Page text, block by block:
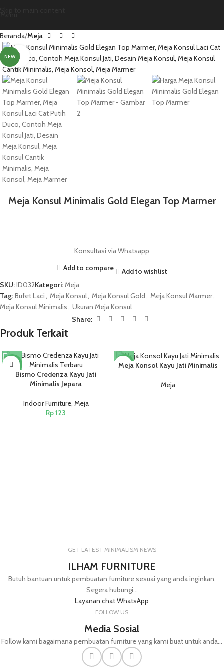
Beranda Meja
NEW Click to enlarge
Meja Konsul Minimalis Gold Elegan Top Marmer
Konsultasi via Whatsapp
Add to compare
Add to wishlist
SKU:ID032Kategori:Meja
Tag:Bufet Laci, Meja Konsul, Meja Konsul Gold, Meja Konsul Marmer,
Meja Konsul Minimalis, Ukuran Meja Konsul
Share:
Produk Terkait
NEW
Bismo Credenza Kayu Jati
Minimalis Jepara
Indoor Furniture, Meja
Rp123
NEW
Meja Konsol Kayu Jati Minimalis
Meja
GET LATEST MINIMALISM NEWS
ILHAM FURNITURE
Butuh bantuan untuk pembuatan furniture sesuai yang anda inginkan,
Segera hubungi...
Layanan chat WhatsApp
FOLLOW US
Media Sosial
Follow kami bagaimana pembuatan furniture yang kami buat untuk anda...